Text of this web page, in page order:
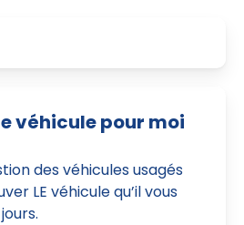
véhicule pour moi
des véhicules usagés
LE véhicule qu’il vous